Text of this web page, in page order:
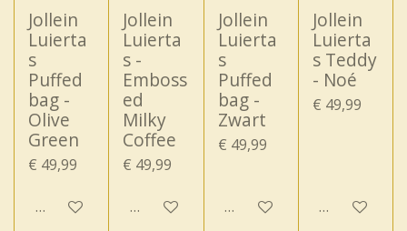
Jollein
Luierta
s
Puffed
bag -
Olive
Green
€ 49,99
In winkelwagen
Jollein
Luierta
s -
Emboss
ed
Milky
Coffee
€ 49,99
In winkelwagen
Jollein
Luierta
s
Puffed
bag -
Zwart
€ 49,99
In winkelwagen
Jollein
Luierta
s Teddy
- Noé
€ 49,99
In